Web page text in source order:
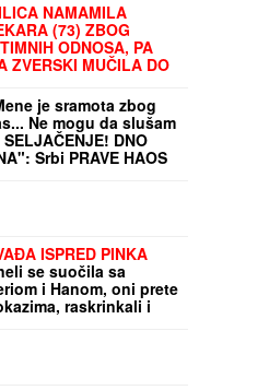
NAMAMILA
(73) ZBOG
ODNOSA, PA
ZVERSKI MUČILA DO
na Karaburmi koji
KRV: Izdahnuo u
mukama dok su
osumnjičeni pljačkali
je sramota zbog
Ne mogu da slušam
DNO
Srbi PRAVE HAOS
ISPRED PINKA
se suočila sa
i Hanom, oni prete
raskrinkali i